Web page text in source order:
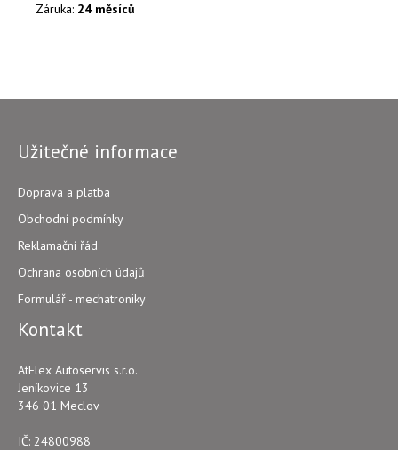
Záruka: 24 měsíců
Užitečné informace
Doprava a platba
Obchodní podmínky
Reklamační řád
Ochrana osobních údajů
Formulář - mechatroniky
Kontakt
AtFlex Autoservis s.r.o.
Jeníkovice 13
346 01 Meclov
IČ: 24800988